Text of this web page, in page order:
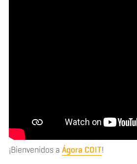
¡Bienvenidos a Ágora COIT!